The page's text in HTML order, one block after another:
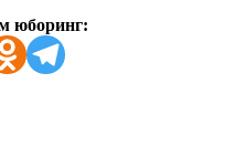
юборинг: